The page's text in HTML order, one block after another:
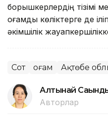
борышкерлердің тізімі
қоғамдық көліктерге де
әкімшілік
Сот Қоғам Ақтөбе
Алтынай
Авторлар